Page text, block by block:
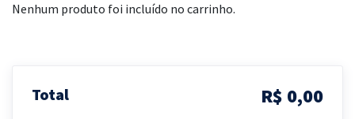
Nenhum produto foi incluído no carrinho.
Total R$ 0,00